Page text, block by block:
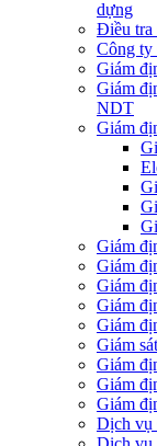
dựng
Điều tra
Công ty
Giám
Giám
NDT
Giám
Giám
Giám
Giám
Giám
Giám
Giám
Giám
Giám
Giám
Dịch vụ